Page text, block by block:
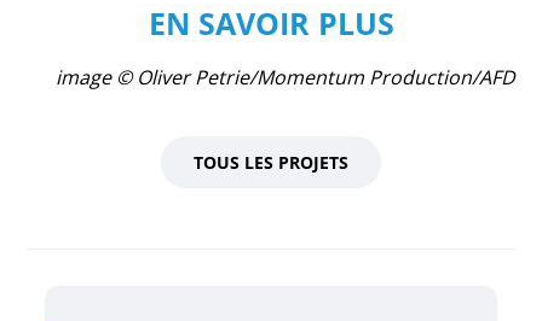
EN SAVOIR PLUS
image © Oliver Petrie/Momentum Production/AFD
TOUS LES PROJETS